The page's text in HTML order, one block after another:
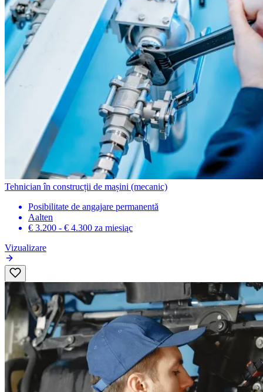
Tehnician în construcții de mașini (mecanic)
Posibilitate de angajare permanentă
Aalten
€ 3.200 - € 4.300 za miesiąc
Vizualizare